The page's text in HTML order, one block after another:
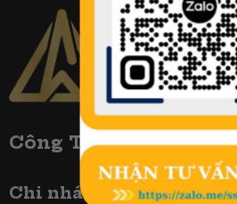
Công TY Biển Số Đẹp
Chi nhánh tại Hà Nội :